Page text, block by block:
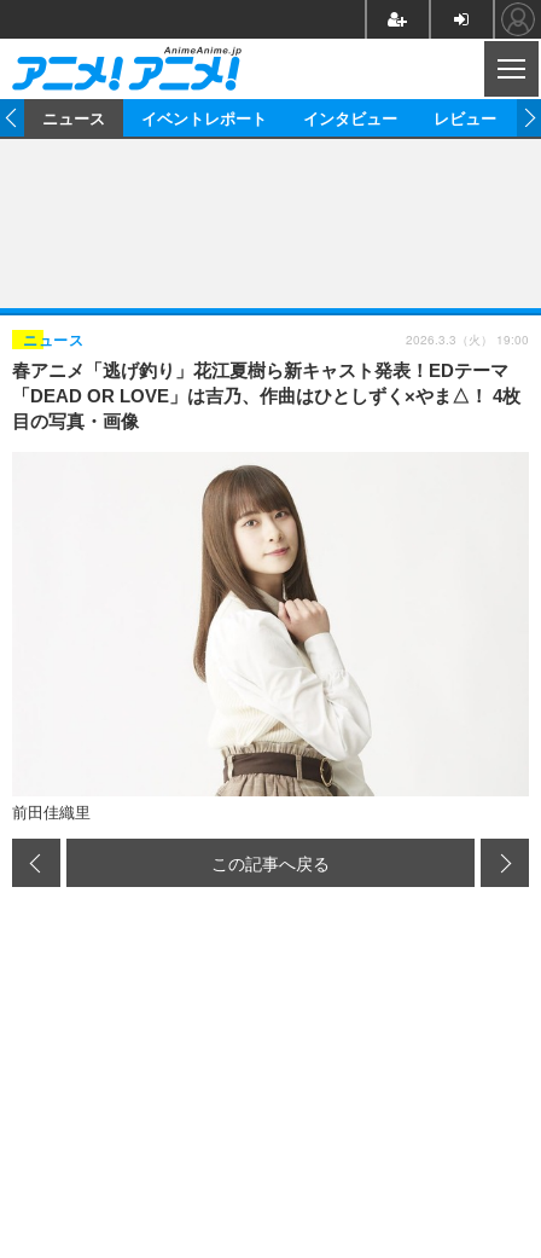
ゲーム グッズ
イベント
海外イベント ビジネス
俳優・タレント アーティスト
ビジネス
アニメ 実写
書評
動画
アニメ
アニメ！アニメ！TV
連載・コラム
ニュース イベントレポート インタビュー レビュー
春アニメ「逃げ釣り」花江夏樹ら新キャスト発表！EDテーマ
「DEAD OR LOVE」は吉乃、作曲はひとしずく×やま△！ 4枚
目の写真・画像
ニュース 2026.3.3（火） 19:00
前田佳織里
この記事へ戻る